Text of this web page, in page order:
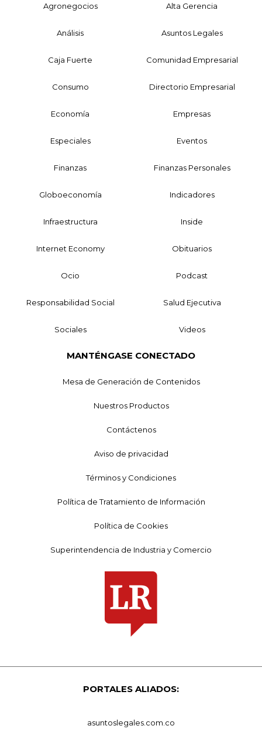
Agronegocios Alta Gerencia
Análisis Asuntos Legales
Caja Fuerte Comunidad Empresarial
Consumo Directorio Empresarial
Economía Empresas
Especiales Eventos
Finanzas Finanzas Personales
Globoeconomía Indicadores
Infraestructura Inside
Internet Economy Obituarios
Ocio Podcast
Responsabilidad Social Salud Ejecutiva
Sociales Videos
MANTÉNGASE CONECTADO
Mesa de Generación de Contenidos
Nuestros Productos
Contáctenos
Aviso de privacidad
Términos y Condiciones
Política de Tratamiento de Información
Política de Cookies
Superintendencia de Industria y Comercio
PORTALES ALIADOS:
asuntoslegales.com.co